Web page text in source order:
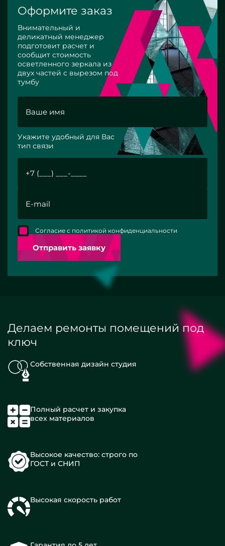
Оформите заказ
Внимательный и
деликатный менеджер
подготовит расчет и
сообщит стоимость
осветленного зеркала из
двух частей с вырезом под
тумбу
Укажите удобный для Вас
тип связи
Отправить заявку
Согласие с политикой конфиденциальности
Делаем ремонты помещений под
ключ
Собственная дизайн студия
Полный расчет и закупка
всех материалов
Высокое качество: строго по
ГОСТ и СНИП
Высокая скорость работ